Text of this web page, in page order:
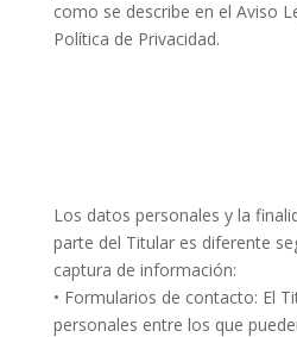
como se describe en el Aviso
Política de Privacidad.
Los datos personales y la
parte del Titular es diferente
captura de información:
• Formularios de contacto: El
personales entre los que